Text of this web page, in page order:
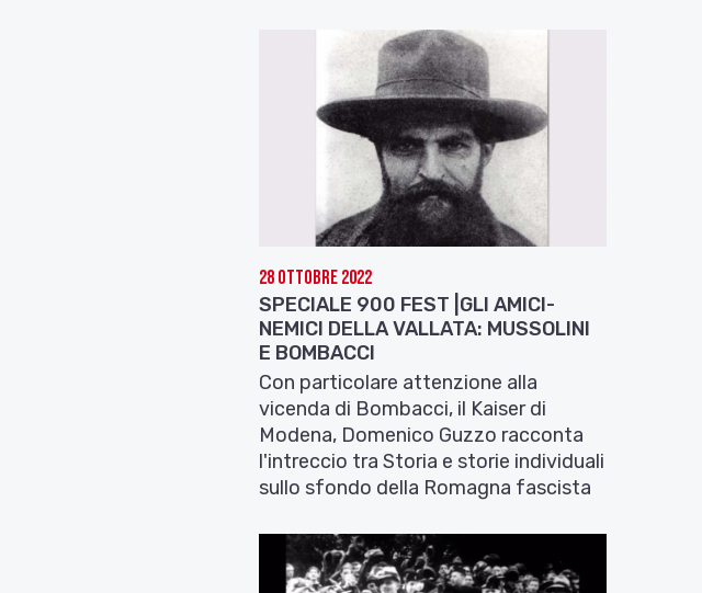
28 Ottobre 2022
SPECIALE 900 FEST |GLI AMICI-
NEMICI DELLA VALLATA: MUSSOLINI
E BOMBACCI
Con particolare attenzione alla
vicenda di Bombacci, il Kaiser di
Modena, Domenico Guzzo racconta
l'intreccio tra Storia e storie individuali
sullo sfondo della Romagna fascista